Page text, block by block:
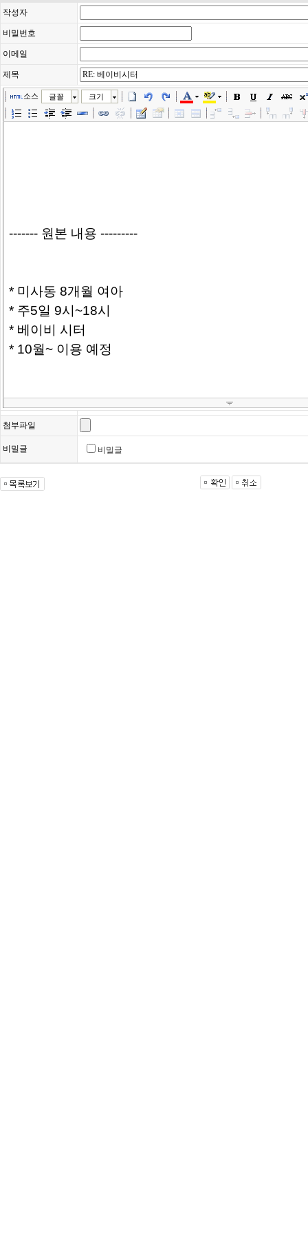
작성자
비밀번호
이메일
제목
소스 글꼴 크기
첨부파일
비밀글 비밀글